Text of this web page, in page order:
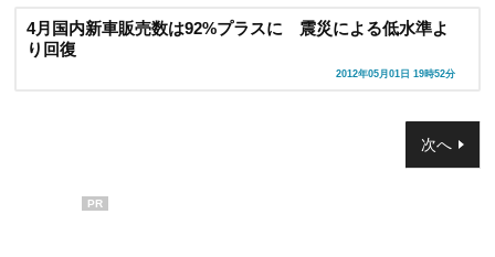
4月国内新車販売数は92%プラスに 震災による低水準よ
り回復
2012年05月01日 19時52分
次へ
PR